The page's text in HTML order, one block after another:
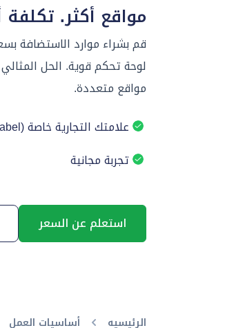
مواقع أكثر.
قم بشراء موارد الاستضافة
لوحة تحكم قوية. الحل
مواقع متعددة.
علامتك التجارية خاصة (White Label)
تجربة مجانية
استعلم عن السعر
الرئيسيه أساسيات العمل